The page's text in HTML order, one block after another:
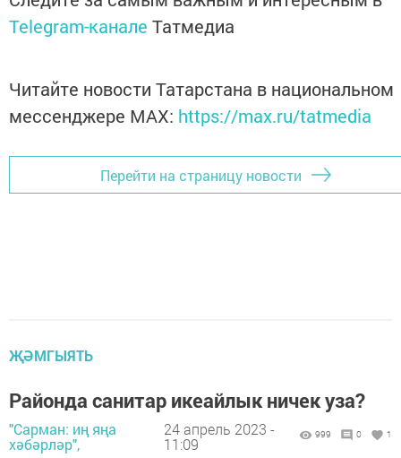
Telegram-канале Татмедиа
Читайте новости Татарстана в национальном
мессенджере MАХ: https://max.ru/tatmedia
Перейти на страницу новости
ҖӘМГЫЯТЬ
Районда санитар икеайлык ничек уза?
"Сарман: иң яңа
хәбәрләр",
24 апрель 2023 -
11:09
999 0 1